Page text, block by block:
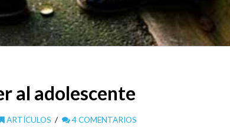
al adolescente
ARTÍCULOS 4 COMENTARIOS